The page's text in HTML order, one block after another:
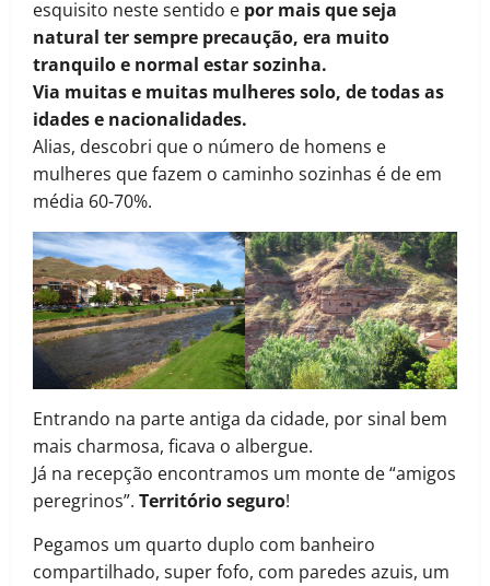
esquisito neste sentido e por mais que seja
natural ter sempre precaução, era muito
tranquilo e normal estar sozinha.
Via muitas e muitas mulheres solo, de todas as
idades e nacionalidades.
Alias, descobri que o número de homens e
mulheres que fazem o caminho sozinhas é de em
média 60-70%.
Entrando na parte antiga da cidade, por sinal bem
mais charmosa, ficava o albergue.
Já na recepção encontramos um monte de “amigos
peregrinos”. Território seguro!
Pegamos um quarto duplo com banheiro
compartilhado, super fofo, com paredes azuis, um